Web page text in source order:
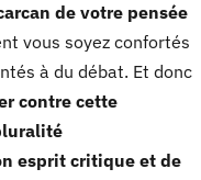
de votre pensée
vous soyez confortés
à du débat. Et donc
contre cette
esprit critique et de